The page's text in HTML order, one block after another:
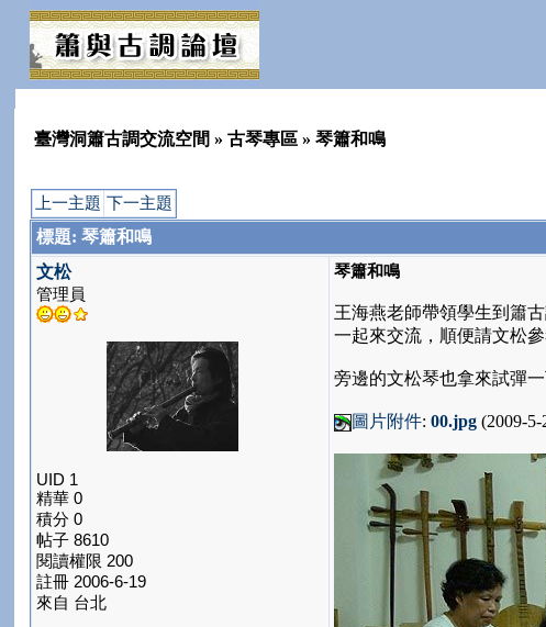
臺灣洞簫古調交流空間 » 古琴專區» 琴簫和鳴
上一主題 下一主題
標題: 琴簫和鳴
文松
管理員
UID 1
精華 0
積分 0
帖子 8610
閱讀權限 200
註冊 2006-6-19
來自 台北
琴簫和鳴
王海燕老師帶領學生到簫
一起來交流，順便請文松
旁邊的文松琴也拿來試彈
圖片附件: 00.jpg(2009-5-